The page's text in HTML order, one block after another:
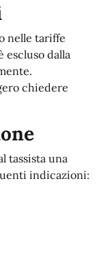
nelle tariffe
dalla
chiedere
tassista una
indicazioni: